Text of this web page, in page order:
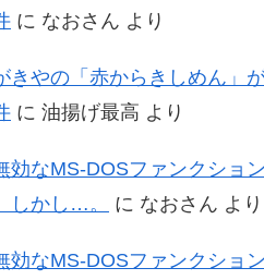
に なおさん より
きやの「赤からきしめん」
に 油揚げ最高 より
効なMS-DOSファンクショ
しかし…。
に なおさん より
効なMS-DOSファンクショ